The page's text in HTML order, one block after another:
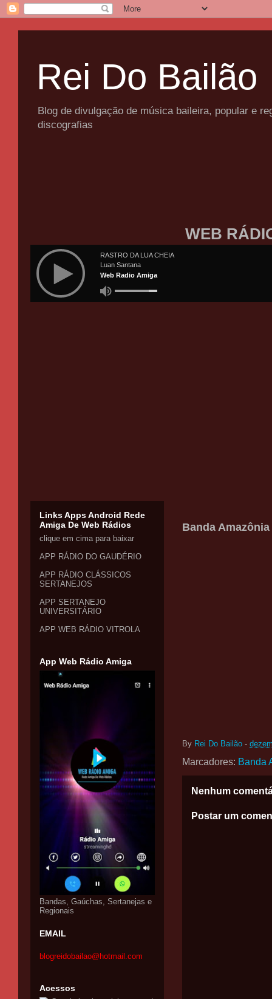
Rei Do Bailão
Blog de divulgação de música baileira, popular e
discografias
WEB
Banda
By Rei Do Bailão -
Marcadores: Banda
Nenhum
Postar um
Links Apps Android Rede
Amiga De Web Rádios
clique em cima para baixar
APP RÁDIO DO GAUDÉRIO
APP RÁDIO CLÁSSICOS
SERTANEJOS
APP SERTANEJO
UNIVERSITÁRIO
APP WEB RÁDIO VITROLA
App Web Rádio Amiga
Bandas, Gaúchas, Sertanejas e
Regionais
EMAIL
blogreidobailao@hotmail.com
Acessos